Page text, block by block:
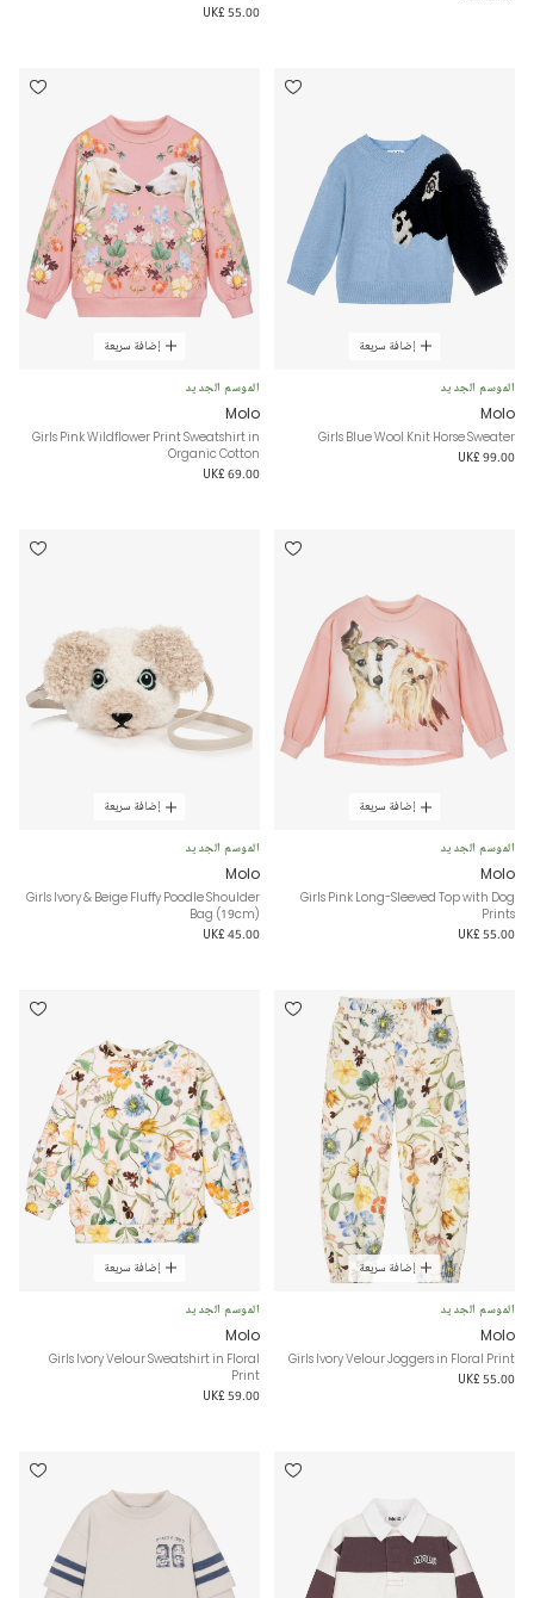
UK£ 55.00
إضافة سريعة
الموسم الجديد
Molo
Girls Blue Wool Knit Horse Sweater
UK£ 99.00
إضافة سريعة
الموسم الجديد
Molo
Girls Pink Wildflower Print Sweatshirt in
Organic Cotton
UK£ 69.00
إضافة سريعة
الموسم الجديد
Molo
Girls Pink Long-Sleeved Top with Dog
Prints
UK£ 55.00
إضافة سريعة
الموسم الجديد
Molo
Girls Ivory & Beige Fluffy Poodle Shoulder
Bag (19cm)
UK£ 45.00
إضافة سريعة
الموسم الجديد
Molo
Girls Ivory Velour Joggers in Floral Print
UK£ 55.00
إضافة سريعة
الموسم الجديد
Molo
Girls Ivory Velour Sweatshirt in Floral
Print
UK£ 59.00